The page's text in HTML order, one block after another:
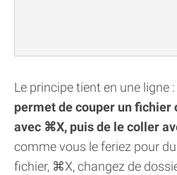
Le principe tient en une ligne :
permet de couper un fichier
avec ⌘X, puis de le coller
comme vous le feriez pour
fichier, ⌘X, changez de